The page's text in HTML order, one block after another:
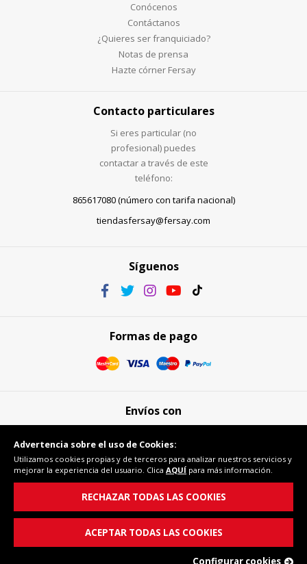
Conócenos
Contáctanos
¿Quieres ser franquiciado?
Notas de prensa
Hazte córner Fersay
Contacto particulares
Si eres particular (no
profesional) puedes
contactar a través de este
teléfono:
865617080 (número con tarifa nacional)
tiendasfersay@fersay.com
Síguenos
Formas de pago
Envíos con
Compra segura
Advertencia sobre el uso de Cookies:
Utilizamos cookies propias y de terceros para analizar nuestros servicios y
mejorar la experiencia del usuario. Clica AQUÍ para más información.
RECHAZAR TODAS LAS COOKIES
ACEPTAR TODAS LAS COOKIES
Configurar cookies